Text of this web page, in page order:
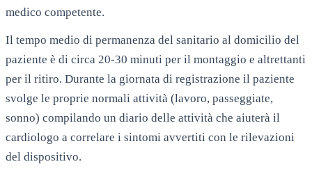
medico competente.
Il tempo medio di permanenza del sanitario al domicilio del
paziente è di circa 20-30 minuti per il montaggio e altrettanti
per il ritiro. Durante la giornata di registrazione il paziente
svolge le proprie normali attività (lavoro, passeggiate,
sonno) compilando un diario delle attività che aiuterà il
cardiologo a correlare i sintomi avvertiti con le rilevazioni
del dispositivo.